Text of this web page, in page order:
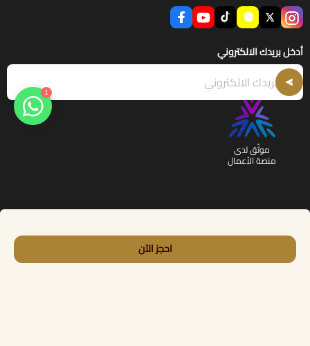
احجز الآن
أدخل بريدك الالكتروني
موثّق لدى
منصة الأعمال
الحقوق محفوظة | 2026 أرض النخيل
1